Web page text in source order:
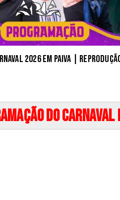
2026 em Paiva |
do Carnaval